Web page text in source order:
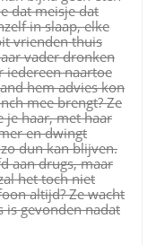
dat meisje dat
in slaap, elke
vrienden thuis
vader dronken
iedereen naartoe
hem advies kon
mee brengt? Ze
je haar, met haar
en dwingt
dun kan blijven.
aan drugs, maar
het toch niet
altijd? Ze wacht
is gevonden nadat